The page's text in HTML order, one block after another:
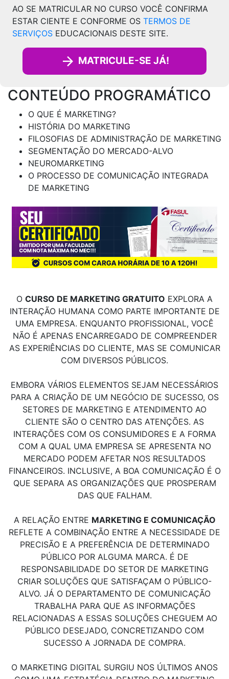
AO SE MATRICULAR NO CURSO VOCÊ CONFIRMA
ESTAR CIENTE E CONFORME OS TERMOS DE
SERVIÇOS EDUCACIONAIS DESTE SITE.
MATRICULE-SE JÁ!
CONTEÚDO PROGRAMÁTICO
O QUE É MARKETING?
HISTÓRIA DO MARKETING
FILOSOFIAS DE ADMINISTRAÇÃO DE MARKETING
SEGMENTAÇÃO DO MERCADO-ALVO
NEUROMARKETING
O PROCESSO DE COMUNICAÇÃO INTEGRADA
DE MARKETING
O CURSO DE MARKETING GRATUITO EXPLORA A
INTERAÇÃO HUMANA COMO PARTE IMPORTANTE DE
UMA EMPRESA. ENQUANTO PROFISSIONAL, VOCÊ
NÃO É APENAS ENCARREGADO DE COMPREENDER
AS EXPERIÊNCIAS DO CLIENTE, MAS SE COMUNICAR
COM DIVERSOS PÚBLICOS.
EMBORA VÁRIOS ELEMENTOS SEJAM NECESSÁRIOS
PARA A CRIAÇÃO DE UM NEGÓCIO DE SUCESSO, OS
SETORES DE MARKETING E ATENDIMENTO AO
CLIENTE SÃO O CENTRO DAS ATENÇÕES. AS
INTERAÇÕES COM OS CONSUMIDORES E A FORMA
COM A QUAL UMA EMPRESA SE APRESENTA NO
MERCADO PODEM AFETAR NOS RESULTADOS
FINANCEIROS. INCLUSIVE, A BOA COMUNICAÇÃO É O
QUE SEPARA AS ORGANIZAÇÕES QUE PROSPERAM
DAS QUE FALHAM.
A RELAÇÃO ENTRE MARKETING E COMUNICAÇÃO
REFLETE A COMBINAÇÃO ENTRE A NECESSIDADE DE
PRECISÃO E A PREFERÊNCIA DE DETERMINADO
PÚBLICO POR ALGUMA MARCA. É DE
RESPONSABILIDADE DO SETOR DE MARKETING
CRIAR SOLUÇÕES QUE SATISFAÇAM O PÚBLICO-
ALVO. JÁ O DEPARTAMENTO DE COMUNICAÇÃO
TRABALHA PARA QUE AS INFORMAÇÕES
RELACIONADAS A ESSAS SOLUÇÕES CHEGUEM AO
PÚBLICO DESEJADO, CONCRETIZANDO COM
SUCESSO A JORNADA DE COMPRA.
O MARKETING DIGITAL SURGIU NOS ÚLTIMOS ANOS